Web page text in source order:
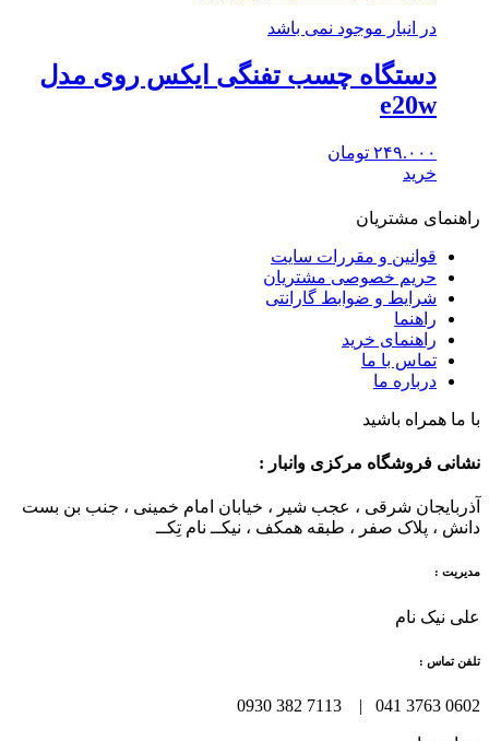
در انبار موجود نمی باشد
دستگاه چسب تفنگی ایکس روی مدل
e20w
۲۴۹.۰۰۰ تومان
خرید
راهنمای مشتریان
قوانین و مقررات سایت
حریم خصوصی مشتریان
شرایط و ضوابط گارانتی
راهنما
راهنمای خرید
تماس با ما
درباره ما
با ما همراه باشید
نشانی فروشگاه مرکزی وانبار :
آذربایجان شرقی ، عجب شیر ، خیابان امام خمینی ، جنب بن بست
دانش ، پلاک صفر ، طبقه همکف ، نیکــ نام تِکــ
مدیریت :
علی نیک نام
تلفن تماس :
0602 3763 041 | 7113 382 0930